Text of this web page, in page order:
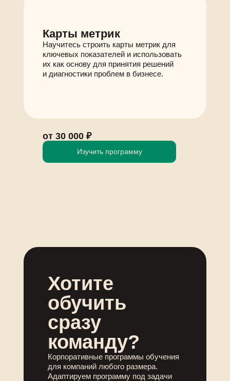
Карты метрик
Научитесь строить карты метрик для
ключевых показателей и использовать
их как основу для принятия решений
и диагностики проблем в бизнесе.
от 30 000 ₽
Изучить программу
Хотите
обучить
сразу
команду?
Корпоративные программы обучения
для компаний любого размера.
Адаптируем программу под задачи